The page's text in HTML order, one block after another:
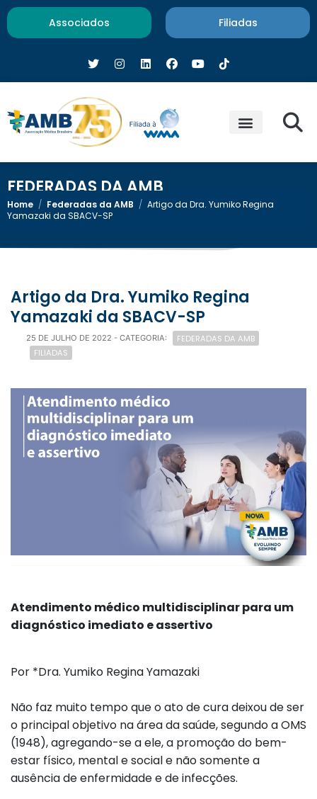
Associados Filiadas
FEDERADAS DA AMB
Home / Federadas da AMB / Artigo da Dra. Yumiko Regina
Yamazaki da SBACV-SP
Artigo da Dra. Yumiko Regina
Yamazaki da SBACV-SP
25 DE JULHO DE 2022 - CATEGORIA:
FEDERADAS DA AMB
FILIADAS
Atendimento médico multidisciplinar para um
diagnóstico imediato e assertivo
Por *Dra. Yumiko Regina Yamazaki
Não faz muito tempo que o ato de cura deixou de ser
o principal objetivo na área da saúde, segundo a OMS
(1948), agregando-se a ele, a promoção do bem-
estar físico, mental e social e não somente a
ausência de enfermidade e de infecções.